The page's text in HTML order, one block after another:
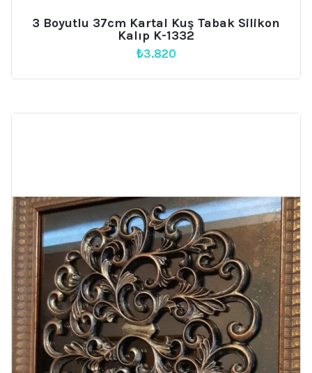
3 Boyutlu 37cm Kartal Kuş Tabak Silikon
Kalıp K-1332
₺3.820